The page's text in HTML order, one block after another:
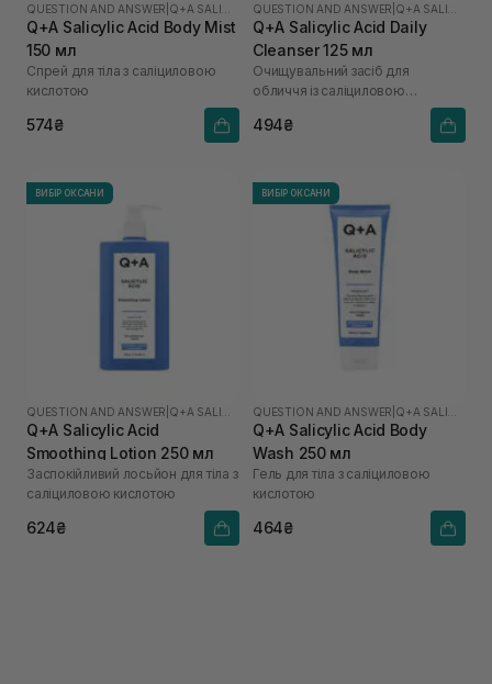
QUESTION AND ANSWER
Q+A Salicylic Acid Body Mist
150 мл
Спрей для тіла з саліциловою
кислотою
574₴
QUESTION AND ANSWER
Q+A Salicylic Acid Daily
Cleanser 125 мл
Очищувальний засіб для
обличчя із саліциловою
494₴
ВИБІР ОКСАНИ
QUESTION AND ANSWER
Q+A Salicylic Acid
Smoothing Lotion 250 мл
Заспокійливий лосьйон для тіла з
саліциловою кислотою
624₴
ВИБІР ОКСАНИ
QUESTION AND ANSWER
Q+A Salicylic Acid Body
Wash 250 мл
Гель для тіла з саліциловою
кислотою
464₴